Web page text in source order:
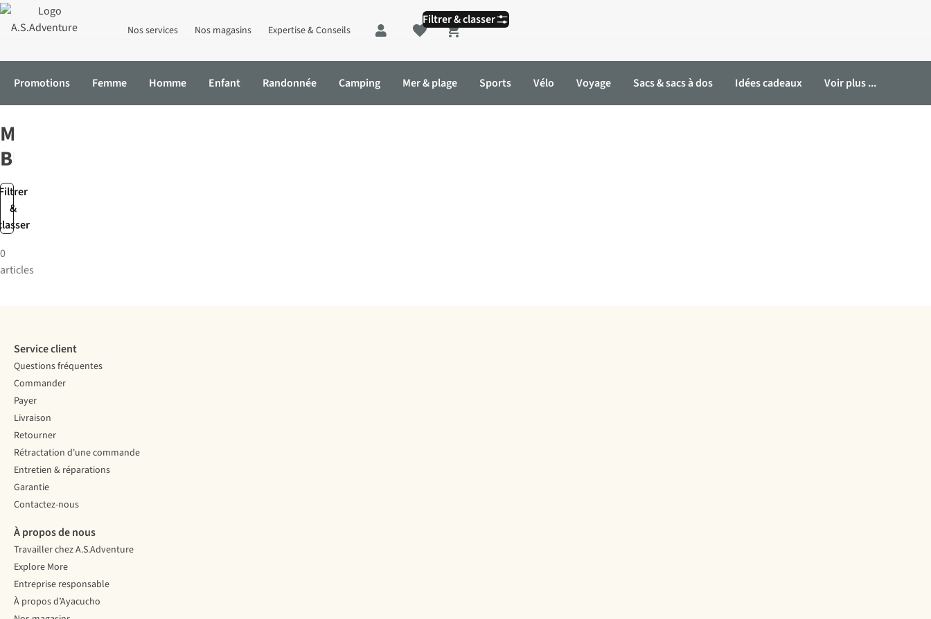
Nos services Nos magasins Expertise & Conseils
Shopping cart
Promotions Femme Homme Enfant Randonnée Camping Mer & plage Sports Vélo Voyage Sacs & sacs à dos Idées cadeaux Voir plus ...
&
Filtrer & classer
Morgan
Blue
0
articles
Service client
Questions fréquentes
Commander
Payer
Livraison
Retourner
Rétractation d'une commande
Entretien & réparations
Garantie
Contactez-nous
À propos de nous
Travailler chez A.S.Adventure
Explore More
Entreprise responsable
À propos d’Ayacucho